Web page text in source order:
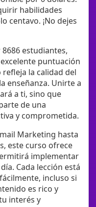
habilidades
centavo. ¡No dejes
estudiantes,
puntuación
refleja la calidad del
enseñanza. Unirte a
a ti, sino que
de una
y comprometida.
Marketing hasta
este curso ofrece
implementar
Cada lección está
incluso si
es rico y
interés y